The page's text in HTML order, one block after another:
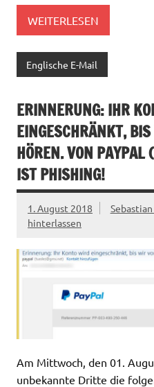
WEITERLESEN
Englische E-Mail
ERINNERUNG: IHR
EINGESCHRÄNKT,
HÖREN. VON PAYPAL (
IST PHISHING!
1. August 2018
hinterlassen
Am Mittwoch, den 01.
unbekannte Dritte die